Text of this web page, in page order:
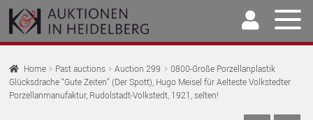
Skip
to
navigation
Skip
to
content
Home
Auctions
Home Past auctions Auction 299
0800-Große Porzellanplastik
Glücksdrache “Gute Zeiten” (Der Spott), Hugo Meisel für Aelteste Volkstedter
Porzellanmanufaktur, Rudolstadt-Volkstedt, 1921, selten!